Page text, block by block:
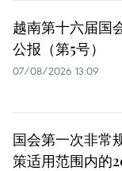
越南第十六届国
公报（第5号）
07/08/2026 13:09
国会第一次非常
策适用范围内的